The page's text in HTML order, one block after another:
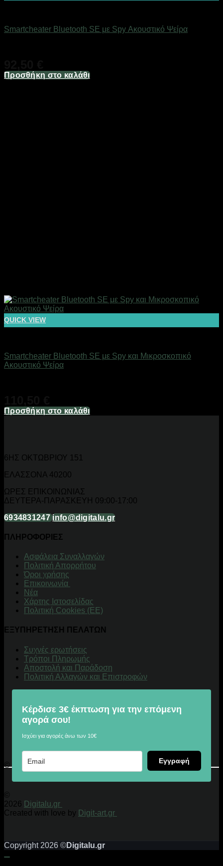
Smartcheater Bluetooth SE με Spy Ακουστικό Ψείρα
Προσθήκη στο καλάθι
QUICK VIEW
Smartcheater Bluetooth SE με Spy και Μικροσκοπικό
Ακουστικό Ψείρα
Προσθήκη στο καλάθι
6ΗΣ ΟΚΤΩΒΡΙΟΥ 151
ΕΛΑΣΣΟΝΑ 40200
ΩΡΕΣ ΕΠΙΚΟΙΝΩΝΙΑΣ
ΔΕΥΤΕΡΑ-ΠΑΡΑΣΚΕΥΗ 09:00-17:00
6934831247 info@digitalu.gr
ΠΛΗΡΟΦΟΡΙΕΣ
Aσφάλεια Συναλλαγών
Πολιτική Απορρήτου
Όροι χρήσης
Επικοινωνία
Νέα
Χάρτης Ιστοσελίδας
Πολιτική Cookies (ΕΕ)
ΕΞΥΠΗΡΕΤΗΣΗ ΠΕΛΑΤΩΝ
Συχνές ερωτήσεις
Τρόποι Πληρωμής
Αποστολή και Παράδοση
Πολιτική Αλλαγών και Επιστροφών
Κέρδισε 3€ έκπτωση για την επόμενη
αγορά σου!
Ισχύει για αγορές άνω των 10€
Εγγραφή
© 2026 Digitalu.gr
©
2026 Digitalu.gr
Created with love by Digit-art.gr
Copyright 2026 ©Digitalu.gr